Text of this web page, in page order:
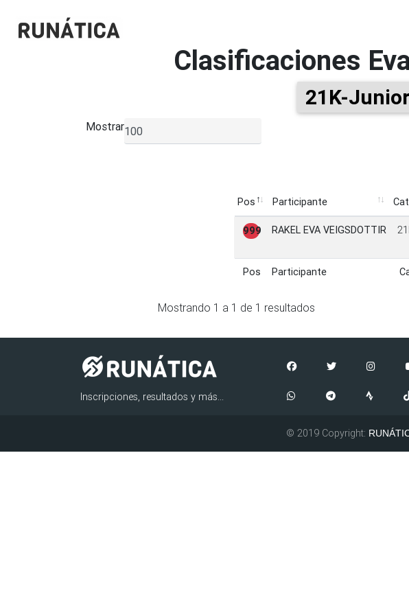
Clasificaciones
21K-
Mostrar
Pos Participante
Pos
Participante
Pos Participante
999 RAKEL EVA VEIGSDOTTIR
Pos Participante
Mostrando 1 a 1 de 1 resultados
Inscripciones, resultados y más...
© 2019 Copyright: